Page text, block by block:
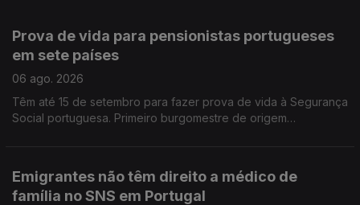
Prova de vida para pensionistas portugueses
em sete países
06 ago. 2026
Têm até 15 de setembro para fazer prova de vida à Segurança
Social portuguesa. Primeiro burgomestre de origem
Emigrantes não têm direito a médico de
família no SNS em Portugal